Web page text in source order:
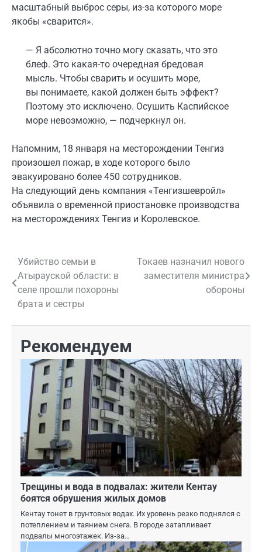
масштабный выброс серы, из-за которого море
якобы «сварится».
— Я абсолютно точно могу сказать, что это
блеф. Это какая-то очередная бредовая
мысль. Чтобы сварить и осушить море,
вы понимаете, какой должен быть эффект?
Поэтому это исключено. Осушить Каспийское
море невозможно, — подчеркнул он.
Напомним, 18 января на месторождении Тенгиз
произошел пожар, в ходе которого было
эвакуировано более 450 сотрудников.
На следующий день компания «Тенгизшевройл»
объявила о временной приостановке производства
на месторождениях Тенгиз и Королевское.
Навигация
по
записям
Убийство семьи в
Атырауской области: в
селе прошли похороны
брата и сестры
Токаев назначил нового
заместителя министра
обороны
Рекомендуем
Трещины и вода в подвалах: жители Кентау
боятся обрушения жилых домов
Кентау тонет в грунтовых водах. Их уровень резко поднялся с
потеплением и таянием снега. В городе затапливает
подвалы многоэтажек. Из-за…